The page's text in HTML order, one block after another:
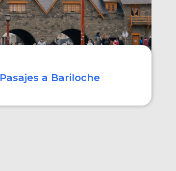
Pasajes a Bariloche